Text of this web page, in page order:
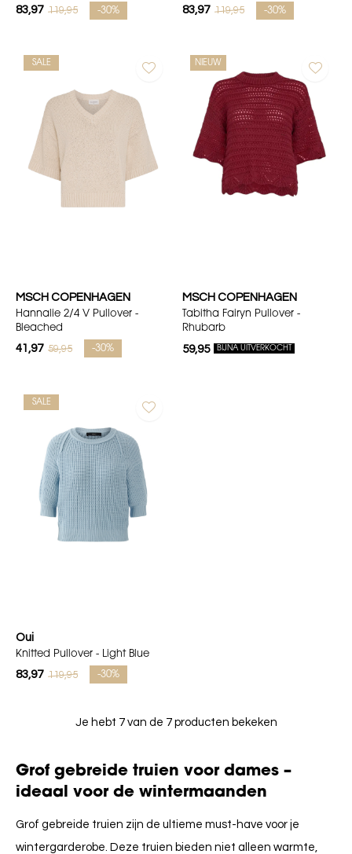
83,97 119,95 -30% 83,97 119,95 -30%
SALE
MSCH COPENHAGEN
Hannalie 2/4 V Pullover -
Bleached
41,97 59,95 -30%
NIEUW
MSCH COPENHAGEN
Tabitha Fairyn Pullover -
Rhubarb
59,95 BIJNA UITVERKOCHT
SALE
Oui
Knitted Pullover - Light Blue
83,97 119,95 -30%
Je hebt 7 van de 7 producten bekeken
Grof gebreide truien voor dames –
ideaal voor de wintermaanden
Grof gebreide truien zijn de ultieme must-have voor je
wintergarderobe. Deze truien bieden niet alleen warmte,